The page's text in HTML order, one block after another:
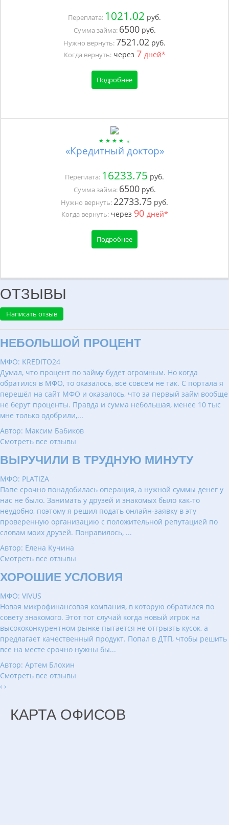
Переплата: 1021.02 руб.
Сумма займа: 6500руб.
Нужно вернуть:7521.02 руб.
Когда вернуть:через 7 дней*
Подробнее
«Кредитный доктор»
Переплата: 16233.75 руб.
Сумма займа: 6500руб.
Нужно вернуть: 22733.75 руб.
Когда вернуть:через 90 дней*
Подробнее
ОТЗЫВЫ
Написать отзыв
НЕБОЛЬШОЙ ПРОЦЕНТ
МФО: KREDITO24
Думал, что процент по займу будет огромным. Но когда
обратился в МФО, то оказалось, всё совсем не так. С портала я
перешёл на сайт МФО и оказалось, что за первый займ вообще
не берут проценты. Правда и сумма небольшая, менее 10 тыс
мне только одобрили,...
Автор: Максим Бабиков
Смотреть все отзывы
ВЫРУЧИЛИ В ТРУДНУЮ МИНУТУ
МФО: PLATIZA
Папе срочно понадобилась операция, а нужной суммы денег у
нас не было. Занимать у друзей и знакомых было как-то
неудобно, поэтому я решил подать онлайн-заявку в эту
проверенную организацию с положительной репутацией по
словам моих друзей. Понравилось, ...
Автор: Елена Кучина
Смотреть все отзывы
ХОРОШИЕ УСЛОВИЯ
МФО: VIVUS
Новая микрофинансовая компания, в которую обратился по
совету знакомого. Этот тот случай когда новый игрок на
высококонкурентном рынке пытается не отгрызть кусок, а
предлагает качественный продукт. Попал в ДТП, чтобы решить
все на месте срочно нужны бы...
Автор: Артем Блохин
Смотреть все отзывы
‹ ›
КАРТА ОФИСОВ